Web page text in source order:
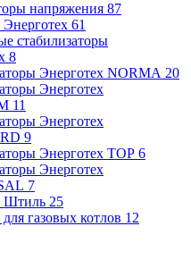
напряжения 87
61
стабилизаторы
8
Энерготех NORMA 20
Энерготех
11
Энерготех
9
Энерготех TOP 6
Энерготех
7
Штиль 25
газовых котлов 12